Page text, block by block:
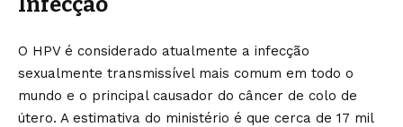
O HPV é considerado atualmente a infecção
sexualmente transmissível mais comum em todo o
mundo e o principal causador do câncer de colo de
útero. A estimativa do ministério é que cerca de 17 mil